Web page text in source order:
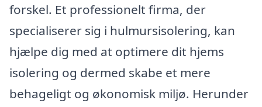
forskel. Et professionelt firma, der
specialiserer sig i hulmursisolering, kan
hjælpe dig med at optimere dit hjems
isolering og dermed skabe et mere
behageligt og økonomisk miljø. Herunder